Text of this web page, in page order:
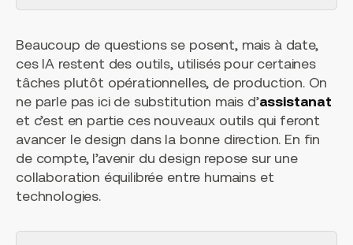
Beaucoup de questions se posent, mais à date,
ces IA restent des outils, utilisés pour certaines
tâches plutôt opérationnelles, de production. On
ne parle pas ici de substitution mais d’assistanat
et c’est en partie ces nouveaux outils qui feront
avancer le design dans la bonne direction. En fin
de compte, l’avenir du design repose sur une
collaboration équilibrée entre humains et
technologies.